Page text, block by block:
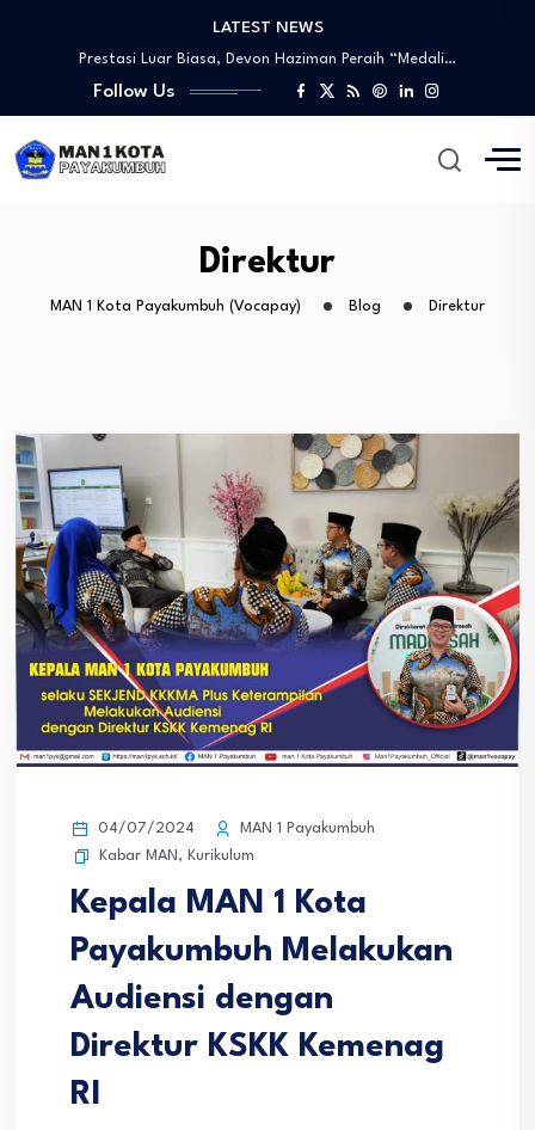
LATEST NEWS
Prestasi Luar Biasa, Devon Haziman Peraih “Medali…
PEMBUKAAN SIDANG LPJ MPM/OSIM PERIODE 2024/2025
Sosialisasi Mitigasi Bencana dan Penandatanganan MoU
Tinjauan Lapangan Pengelolaan Sampah
Sosialisasi Mitigasi Bencana dan Penandatanganan MoU
Follow Us
Direktur
MAN 1 Kota Payakumbuh (Vocapay) Blog Direktur
04/07/2024
MAN 1 Payakumbuh
Kabar MAN , Kurikulum
Kepala MAN 1 Kota
Payakumbuh Melakukan
Audiensi dengan
Direktur KSKK Kemenag
RI